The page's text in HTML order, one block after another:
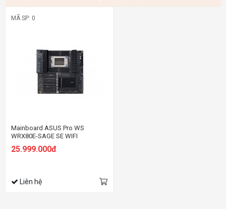
MÃ SP: 0
Mainboard ASUS Pro WS
WRX80E-SAGE SE WIFI
25.999.000đ
Liên hệ